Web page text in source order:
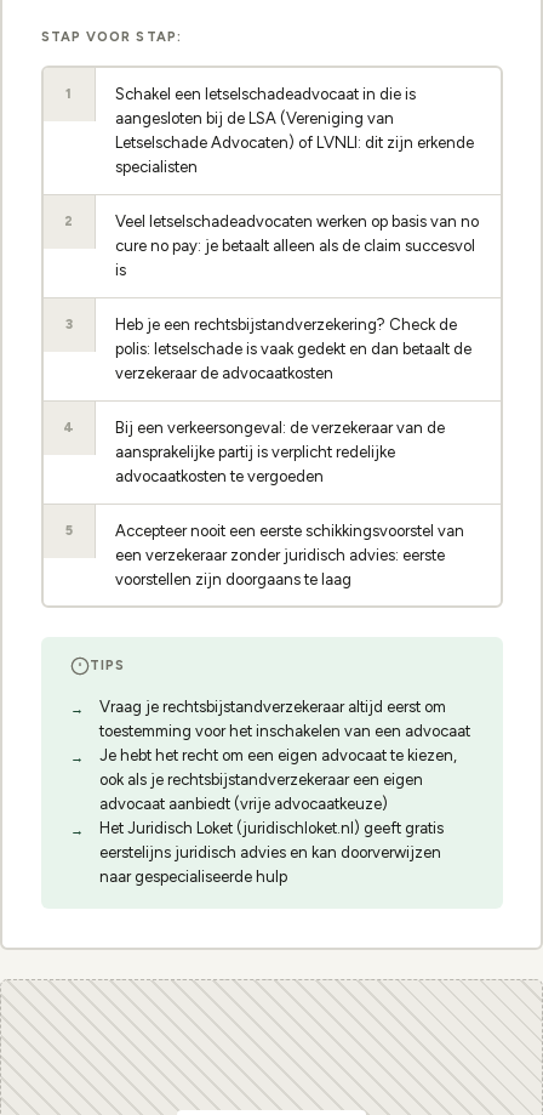
STAP VOOR STAP:
1
Schakel een letselschadeadvocaat in die is
aangesloten bij de LSA (Vereniging van
Letselschade Advocaten) of LVNLI: dit zijn erkende
specialisten
2
Veel letselschadeadvocaten werken op basis van no
cure no pay: je betaalt alleen als de claim succesvol
is
3
Heb je een rechtsbijstandverzekering? Check de
polis: letselschade is vaak gedekt en dan betaalt de
verzekeraar de advocaatkosten
4
Bij een verkeersongeval: de verzekeraar van de
aansprakelijke partij is verplicht redelijke
advocaatkosten te vergoeden
5
Accepteer nooit een eerste schikkingsvoorstel van
een verzekeraar zonder juridisch advies: eerste
voorstellen zijn doorgaans te laag
TIPS
Vraag je rechtsbijstandverzekeraar altijd eerst om
toestemming voor het inschakelen van een advocaat
Je hebt het recht om een eigen advocaat te kiezen,
ook als je rechtsbijstandverzekeraar een eigen
advocaat aanbiedt (vrije advocaatkeuze)
Het Juridisch Loket (juridischloket.nl) geeft gratis
eerstelijns juridisch advies en kan doorverwijzen
naar gespecialiseerde hulp